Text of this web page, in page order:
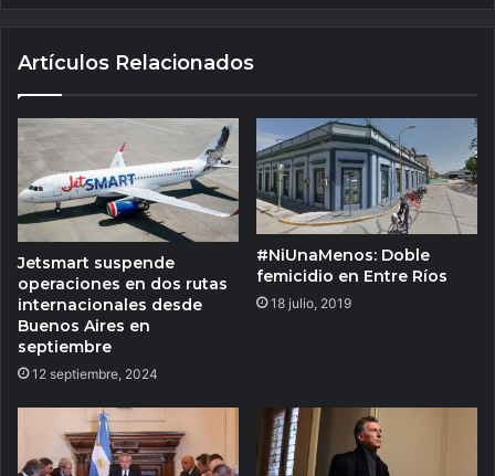
Artículos Relacionados
Jetsmart suspende
operaciones en dos rutas
internacionales desde
Buenos Aires en
septiembre
12 septiembre, 2024
#NiUnaMenos: Doble
femicidio en Entre Ríos
18 julio, 2019